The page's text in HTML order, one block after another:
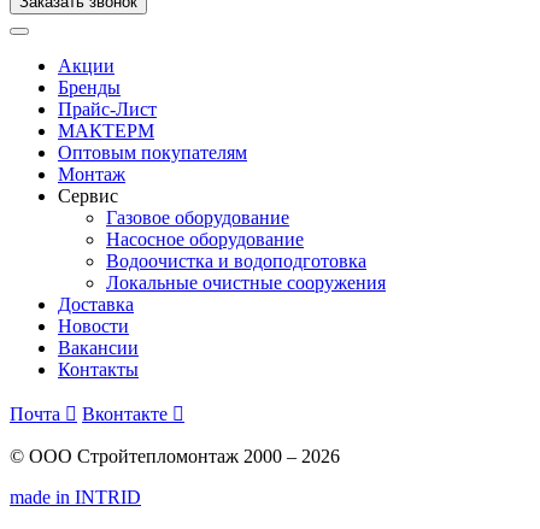
Акции
Бренды
Прайс-Лист
МАКТЕРМ
Оптовым покупателям
Монтаж
Сервис
Газовое оборудование
Насосное оборудование
Водоочистка и водоподготовка
Локальные очистные сооружения
Доставка
Новости
Вакансии
Контакты
Почта  Вконтакте 
© ООО Стройтепломонтаж 2000 – 2026
made in INTRID